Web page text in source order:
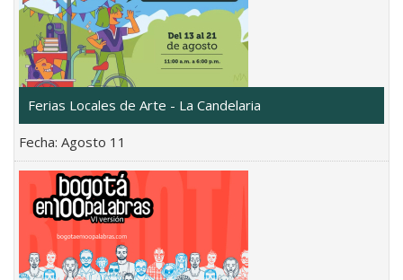
Ferias Locales de Arte - La Candelaria
Fecha: Agosto 11